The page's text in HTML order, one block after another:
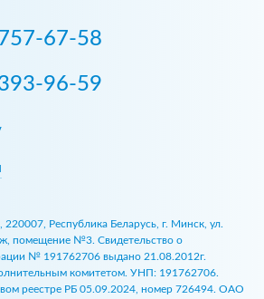
67-58
96-59
Республика Беларусь, г. Минск, ул.
помещение №3. Свидетельство о
№ 191762706 выдано 21.08.2012г.
комитетом. УНП: 191762706.
реестре РБ 05.09.2024, номер 726494. ОАО